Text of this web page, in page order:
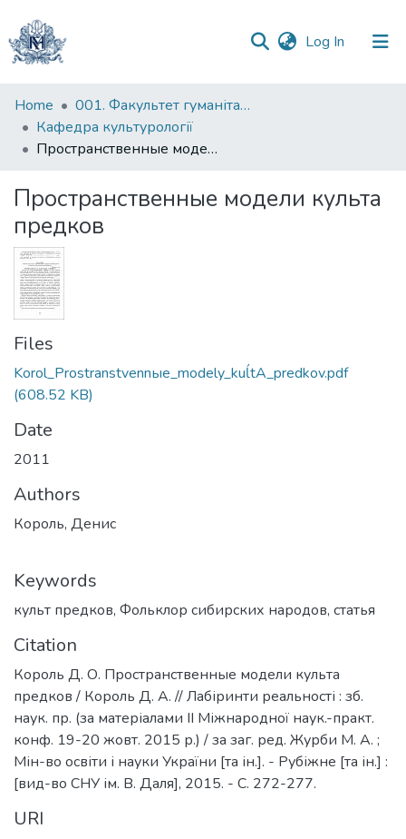
Log In (current)
Communities
&
Collections
Statistics
Home
001. Факультет гуманітарних наук
Кафедра культурології
Пространственные модели культа предков
Пространственные модели культа
предков
Files
Korol_Prostranstvennыe_modely_kuĺtA_predkov.pdf
(608.52 KB)
Date
2011
Authors
Король, Денис
Keywords
культ предков, Фольклор сибирских народов, статья
Citation
Король Д. О. Пространственные модели культа
предков / Король Д. А. // Лабіринти реальності : зб.
наук. пр. (за матеріалами ІІ Міжнародної наук.-практ.
конф. 19-20 жовт. 2015 р.) / за заг. ред. Журби М. А. ;
Мін-во освіти і науки України [та ін.]. - Рубіжне [та ін.] :
[вид-во СНУ ім. В. Даля], 2015. - С. 272-277.
URI